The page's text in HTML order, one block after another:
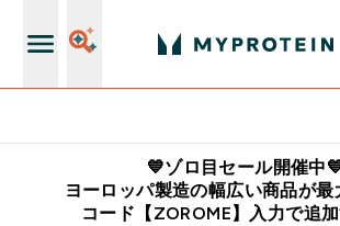
💙ゾロ目セール開催中
ヨーロッパ製造の幅広い商品が
コード【ZOROME】入力で追